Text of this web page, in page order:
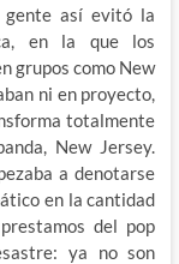
así evitó la
en la que los
grupos como New
ni en proyecto,
totalmente
New Jersey.
a denotarse
en la cantidad
del pop
ya no son